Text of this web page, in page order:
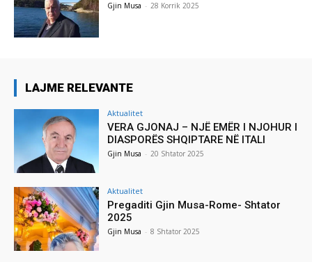
Gjin Musa - 28 Korrik 2025
LAJME RELEVANTE
Aktualitet
VERA GJONAJ – NJË EMËR I NJOHUR I
DIASPORËS SHQIPTARE NË ITALI
Gjin Musa - 20 Shtator 2025
Aktualitet
Pregaditi Gjin Musa-Rome- Shtator
2025
Gjin Musa - 8 Shtator 2025